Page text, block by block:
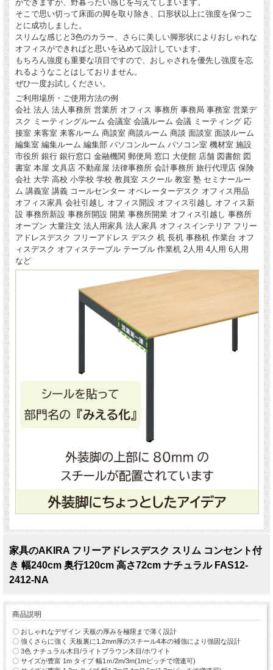
ができますが、野暮ったい感じを与えてしまいます。
そこで思い切って床面の脚を取り除き、口形状以上に強度を保つこ
とに成功しました。
スリムな感じと3色のカラー、さらに美しい脚形状によりおしゃれな
オフィスができればと思いを込めて設計しています。
もちろん強度も重要な項目ですので、おしゃされを優先し強度を忘
れるようなことはしておりません。
ぜひ一度お試しください。
ご利用場所・ご使用方法の例
会社 法人 法人事務所 営業所 オフィス 事務所 事務局 事務室 営業デ
スク ミーティングルーム 会議室 会議ルーム 会議 ミーティング 応
接室 来客室 来客ルーム 商談室 商談ルーム 商談 面談室 面談ルーム
編集室 編集ルーム 編集部 パソコンルーム パソコン室 機材室 施設
市役所 銀行 銀行窓口 金融機関 郵便局 窓口 大使館 店舗 図書館 図
書室 本屋 文具店 不動産屋 法律事務所 会計事務所 旅行代理店 保険
会社 大学 高校 小学校 学校 教員室 スクール 教室 塾 セミナールー
ム 講義室 講義 コールセンター オペレーターデスク オフィス用品
オフィス家具 会社引越し オフィス開設 オフィス引越し オフィス新
設 事務所新設 事務所開設 開業 事務所開業 オフィス引越し 事務所
オープン 大量注文 法人用家具 法人家具 オフィスインテリア フリー
アドレスデスク フリーアドレス デスク 机 長机 事務机 作業台 オフ
ィスデスク オフィステーブル テーブル 作業机 2人用 4人用 6人用
など
家具のAKIRA フリーアドレスデスク スリム コンセント付
き 幅240cm 奥行120cm 高さ72cm ナチュラル FAS12-
2412-NA
商品説明
〇 おしゃれなデザイン 天板の厚みを極限まで薄く設計
〇 強くさらに強く 天板裏に1.2mm厚のスチール4本の補強により強固な設計
〇 3色 ナチュラル木目/ライトブラウン木目/ホワイト
〇 サイズが豊富 1m タイプ 幅1ｍ/2m/3m(1mピッチで増連可)